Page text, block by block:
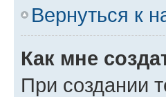
Вернуться к
Как мне
При создании